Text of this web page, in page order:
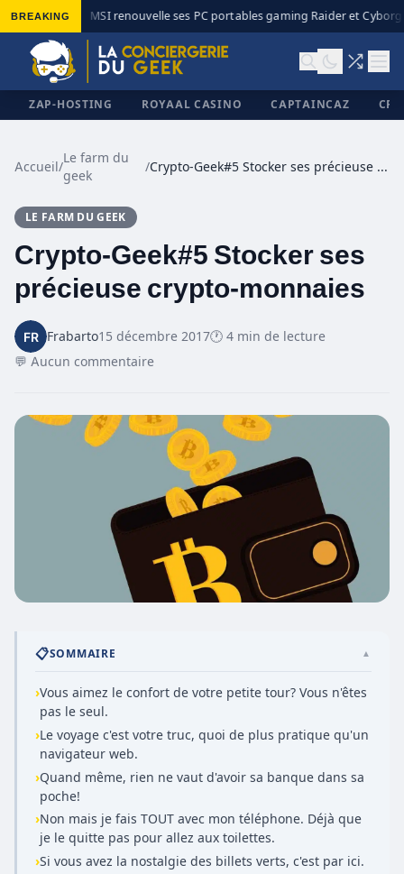
BREAKING MSI renouvelle ses PC portables gaming Raider et Cyborg
ZAP-HOSTING ROYAAL CASINO CAPTAINCAZ
Accueil/
Le farm du
geek
/ Crypto-Geek#5 Stocker ses précieuse crypto-monnaies
LE FARM DU GEEK
Crypto-Geek#5 Stocker ses
précieuse crypto-monnaies
Frabarto15 décembre 2017🕐 4 min de lecture
💬 Aucun commentaire
📋SOMMAIRE ▲
›Vous aimez le confort de votre petite tour? Vous n'êtes
pas le seul.
›Le voyage c'est votre truc, quoi de plus pratique qu'un
navigateur web.
›Quand même, rien ne vaut d'avoir sa banque dans sa
poche!
›Non mais je fais TOUT avec mon téléphone. Déjà que
je le quitte pas pour allez aux toilettes.
›Si vous avez la nostalgie des billets verts, c'est par ici.